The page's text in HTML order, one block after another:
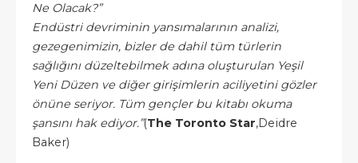
Ne Olacak?”
Endüstri devriminin yansımalarının analizi,
gezegenimizin, bizler de dahil tüm türlerin
sağlığını düzeltebilmek adına oluşturulan Yeşil
Yeni Düzen ve diğer girişimlerin aciliyetini gözler
önüne seriyor. Tüm gençler bu kitabı okuma
şansını hak ediyor.”(The Toronto Star,Deidre
Baker)